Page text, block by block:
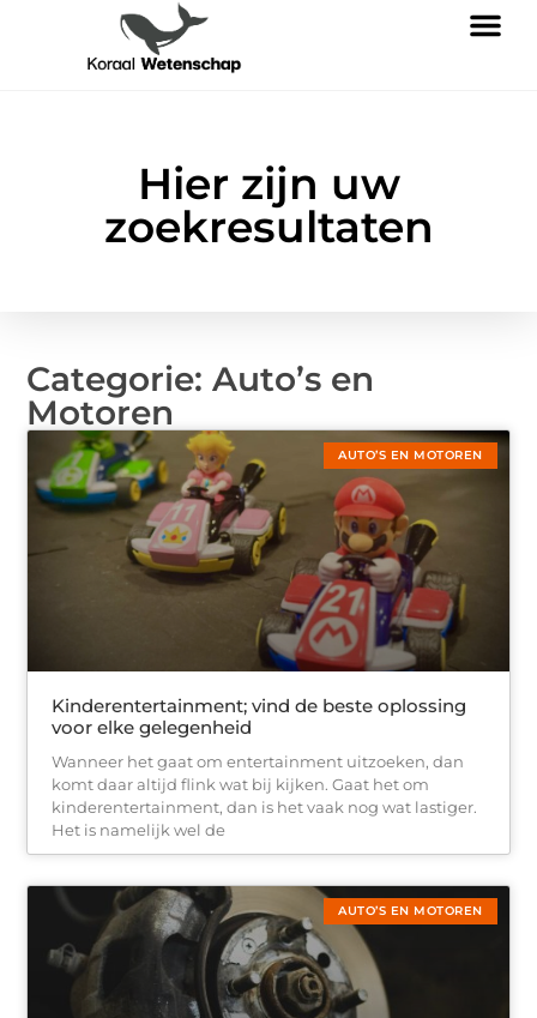
Hier zijn uw
zoekresultaten
Categorie: Auto’s en
Motoren
AUTO’S EN MOTOREN
Kinderentertainment; vind de beste oplossing
voor elke gelegenheid
Wanneer het gaat om entertainment uitzoeken, dan
komt daar altijd flink wat bij kijken. Gaat het om
kinderentertainment, dan is het vaak nog wat lastiger.
Het is namelijk wel de
AUTO’S EN MOTOREN